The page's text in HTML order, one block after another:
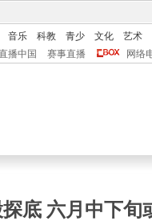
音乐 科教 青少 文化
艺术
播中国 赛事直播 网络
底 六月中下旬